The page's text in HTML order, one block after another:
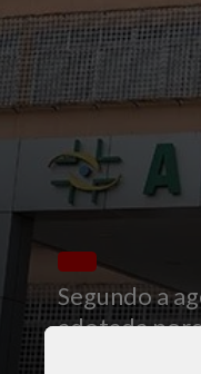
Segundo a
adotada